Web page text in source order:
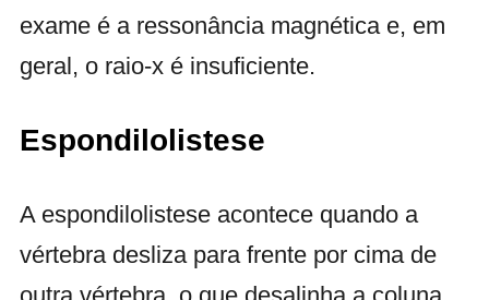
exame é a ressonância magnética e, em
geral, o raio-x é insuficiente.
Espondilolistese
A espondilolistese acontece quando a
vértebra desliza para frente por cima de